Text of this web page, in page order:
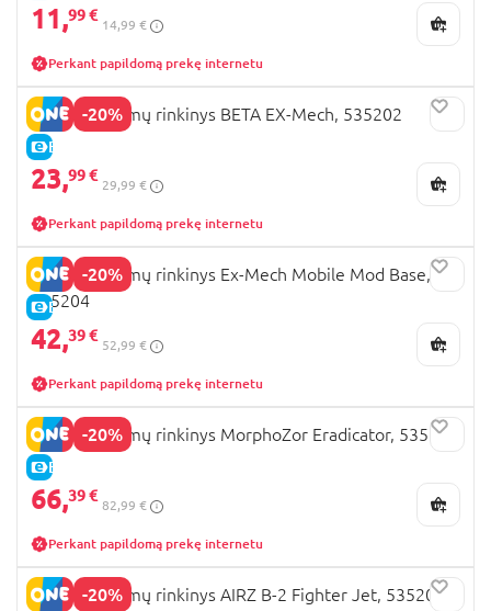
11,99 €
14,99 €
Perkant papildomą prekę internetu
-20%
E-KAINA
A.C.I.D. žaidimų rinkinys BETA EX-Mech, 535202
23,99 €
29,99 €
Perkant papildomą prekę internetu
-20%
E-KAINA
A.C.I.D. žaidimų rinkinys Ex-Mech Mobile Mod Base,
535204
42,39 €
52,99 €
Perkant papildomą prekę internetu
-20%
E-KAINA
A.C.I.D. žaidimų rinkinys MorphoZor Eradicator, 535203
66,39 €
82,99 €
Perkant papildomą prekę internetu
-20%
A.C.I.D. žaidimų rinkinys AIRZ B-2 Fighter Jet, 535200